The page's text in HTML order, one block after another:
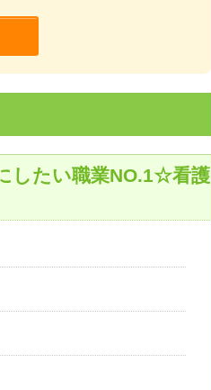
したい職業NO.1☆看護